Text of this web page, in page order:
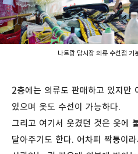
나트랑 담시장 의류 수선점 기
2층에는 의류도 판매하고 있지만
있으며 옷도 수선이 가능하다.
그리고 여기서 웃겼던 것은 옷에
달아주기도 한다. 어차피 짝퉁이